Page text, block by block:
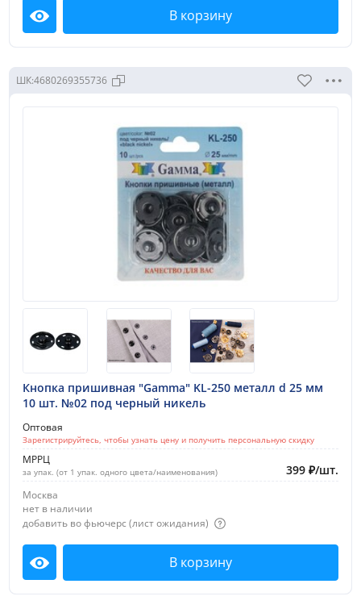
Посмотреть В корзину
ШК:4680269355736
Кнопка пришивная "Gamma" KL-250 металл d 25 мм
10 шт. №02 под черный никель
Оптовая
Зарегистрируйтесь, чтобы узнать цену и получить персональную скидку
МРРЦ
за упак. (от 1 упак. одного цвета/наименования) 399 ₽/шт.
Москва
нет в наличии
добавить во фьючерс (лист ожидания)
Посмотреть В корзину